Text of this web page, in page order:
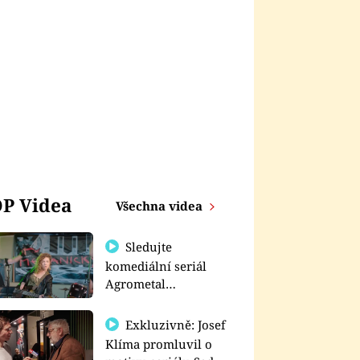
Videa Všechna videa
Sledujte
komediální seriál
Agrometal
prima+
Exkluzivně: Josef
Klíma promluvil o